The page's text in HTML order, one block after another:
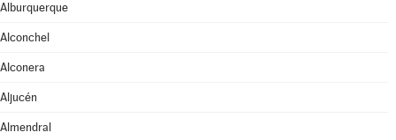
Alburquerque
Alconchel
Alconera
Aljucén
Almendral